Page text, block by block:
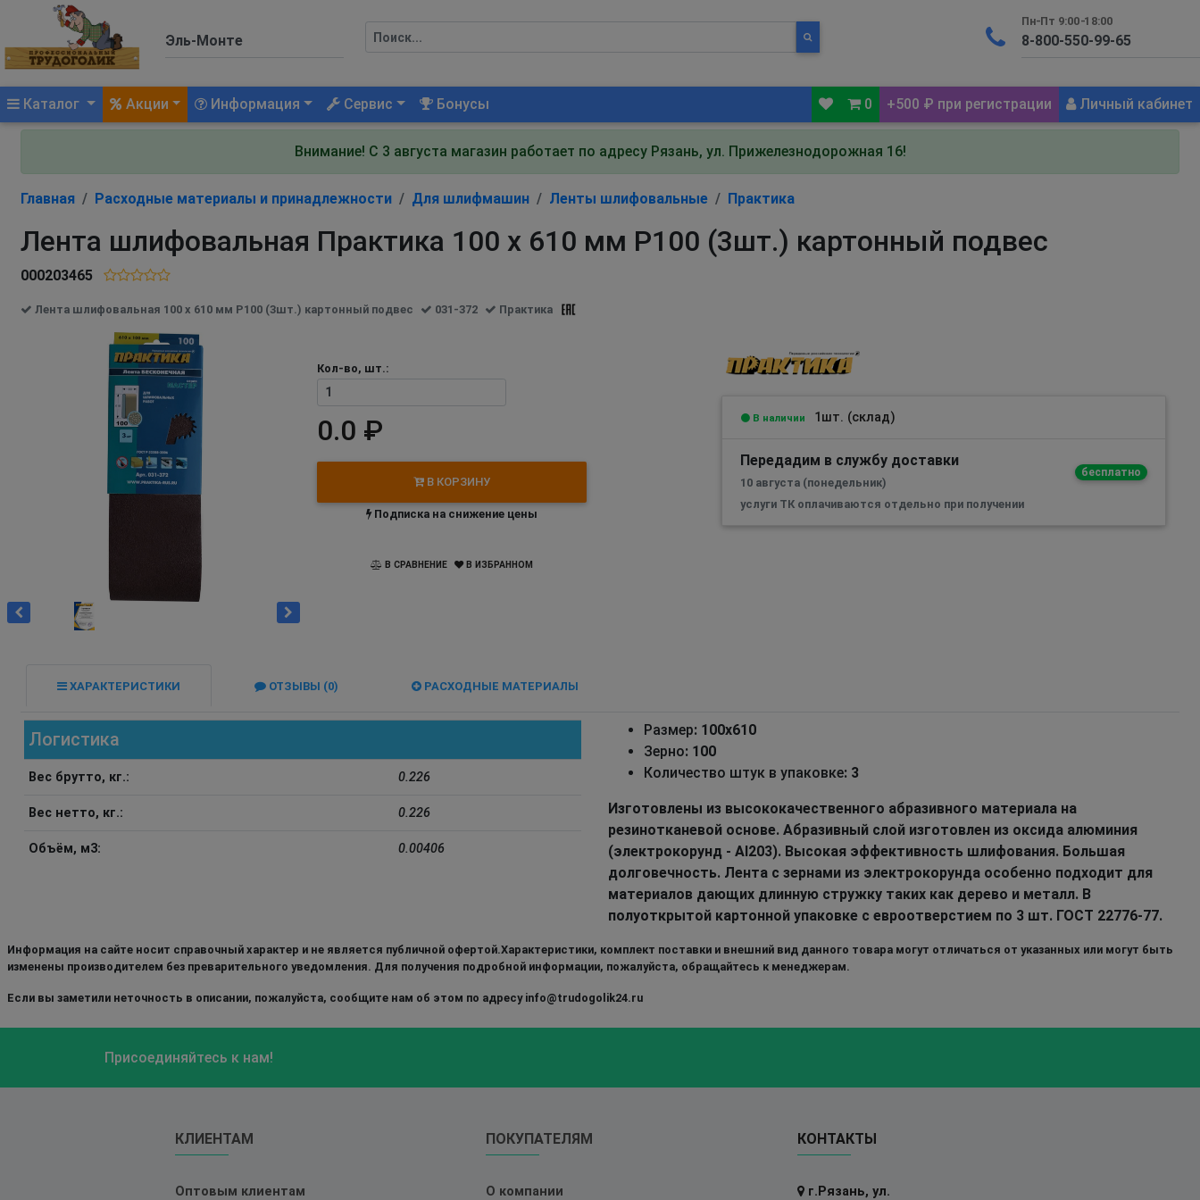
Пн-Пт 9:00-18:00
Каталог (current)Акции Информация Сервис Бонусы 0 +500 ₽ при регистрации Личный кабинет
Внимание! С 3 августа магазин работает по адресу Рязань, ул. Прижелезнодорожная 16!
Главная Расходные материалы и принадлежности Для шлифмашин Ленты шлифовальные Практика
Лента шлифовальная Практика 100 х 610 мм P100 (3шт.) картонный подвес
000203465
Лента шлифовальная 100 х 610 мм P100 (3шт.) картонный подвес 031-372 Практика
Кол-во, шт.:
0.0 ₽
В КОРЗИНУ
Подписка на снижение цены
В СРАВНЕНИЕ В ИЗБРАННОМ
В наличии 1шт. (склад)
Передадим в службу доставки
бесплатно
10 августа (понедельник)
услуги ТК оплачиваются отдельно при получении
ХАРАКТЕРИСТИКИ ОТЗЫВЫ (0) РАСХОДНЫЕ МАТЕРИАЛЫ
Логистика
Вес брутто, кг.: 0.226
Вес нетто, кг.: 0.226
Объём, м3: 0.00406
Размер: 100x610
Зерно: 100
Количество штук в упаковке: 3
Изготовлены из высококачественного абразивного материала на
резинотканевой основе. Абразивный слой изготовлен из оксида алюминия
(электрокорунд - Al203). Высокая эффективность шлифования. Большая
долговечность. Лента с зернами из электрокорунда особенно подходит для
материалов дающих длинную стружку таких как дерево и металл. В
полуоткрытой картонной упаковке с евроотверстием по 3 шт. ГОСТ 22776-77.
Информация на сайте носит справочный характер и не является публичной офертой.Характеристики, комплект поставки и внешний вид данного товара могут отличаться от указанных или могут быть
изменены производителем без преварительного уведомления. Для получения подробной информации, пожалуйста, обращайтесь к менеджерам.
Если вы заметили неточность в описании, пожалуйста, сообщите нам об этом по адресу info@trudogolik24.ru
Присоединяйтесь к нам!
КЛИЕНТАМ
Оптовым клиентам
ПОКУПАТЕЛЯМ
О компании
КОНТАКТЫ
г.Рязань, ул.